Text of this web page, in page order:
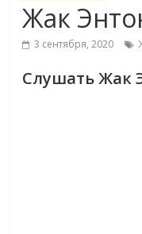
Жак
3 сентября, 2020
Слушать Жак